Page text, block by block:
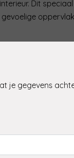
Dit
maakt, zelfs op
en effectieve
resultaat.
je gegevens